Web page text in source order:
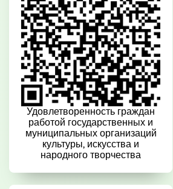
Удовлетворенность граждан
работой государственных и
муниципальных организаций
культуры, искусства и
народного творчества